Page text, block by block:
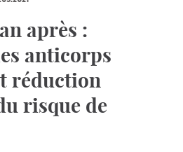
après :
anticorps
réduction
risque de